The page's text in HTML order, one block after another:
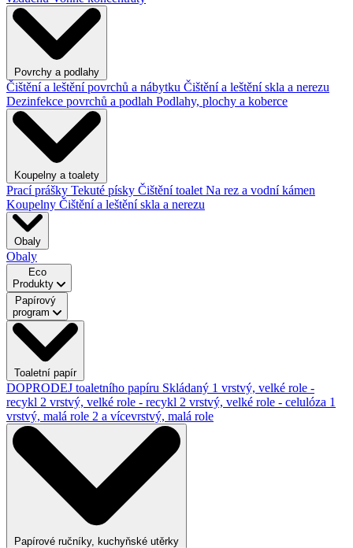
Povrchy a podlahy
Čištění a leštění povrchů a nábytku Čištění a leštění skla a nerezu
Dezinfekce povrchů a podlah Podlahy, plochy a koberce
Koupelny a toalety
Prací prášky Tekuté písky Čištění toalet Na rez a vodní kámen
Koupelny Čištění a leštění skla a nerezu
Obaly
Obaly
Eco
Produkty
Papírový
program
Toaletní papír
DOPRODEJ toaletního papíru Skládaný 1 vrstvý, velké role -
recykl 2 vrstvý, velké role - recykl 2 vrstvý, velké role - celulóza 1
vrstvý, malá role 2 a vícevrstvý, malá role
Papírové ručníky, kuchyňské utěrky